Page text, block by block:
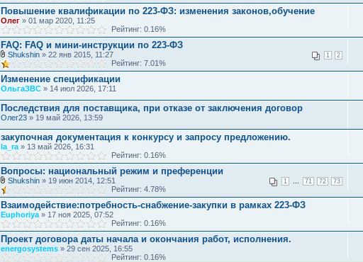
Повышение квалификации по 223-ФЗ: изменения законов,обучение
Олег » 01 мар 2020, 11:25
Рейтинг: 0.16%
FAQ: FAQ и мини-инструкции по 223-ФЗ
1 2
Shukshin » 22 янв 2015, 11:27
Рейтинг: 7.01%
Изменение спецификации
ОльгаЗВС » 14 июл 2026, 17:11
Последствия для поставщика, при отказе от заключения договор
Олег23 » 19 май 2026, 13:59
закупочная документация к конкурсу и запросу предложению.
la_ra » 13 май 2026, 16:31
Рейтинг: 0.16%
Вопросы: национальный режим и преференции
1 71 72 73
Shukshin » 19 июн 2014, 12:51
Рейтинг: 4.78%
Взаимодействие:потребность-снабжение-закупки в рамках 223-ФЗ
Euphoriya » 17 ноя 2025, 07:52
Рейтинг: 0.16%
Проект договора даты начала и окончания работ, исполнения.
energosystems » 29 сен 2025, 16:55
Рейтинг: 0.16%